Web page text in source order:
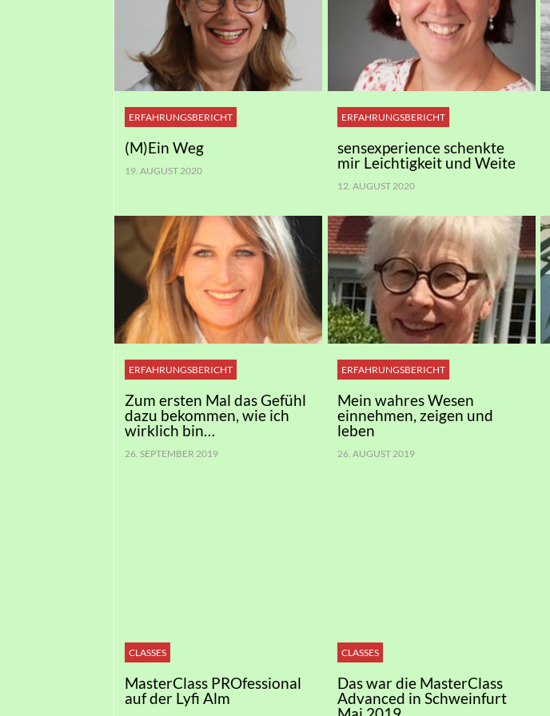
ERFAHRUNGSBERICHT
(M)Ein Weg
19. AUGUST 2020
ERFAHRUNGSBERICHT
sensexperience schenkte
mir Leichtigkeit und Weite
12. AUGUST 2020
ERFAHRUNGSBERICHT
Zum ersten Mal das Gefühl
dazu bekommen, wie ich
wirklich bin…
26. SEPTEMBER 2019
ERFAHRUNGSBERICHT
Mein wahres Wesen
einnehmen, zeigen und
leben
26. AUGUST 2019
CLASSES
MasterClass PROfessional
auf der Lyfi Alm
CLASSES
Das war die MasterClass
Advanced in Schweinfurt